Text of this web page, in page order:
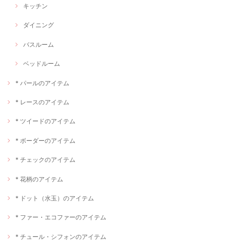
キッチン
ダイニング
バスルーム
ベッドルーム
* パールのアイテム
* レースのアイテム
* ツイードのアイテム
* ボーダーのアイテム
* チェックのアイテム
* 花柄のアイテム
* ドット（水玉）のアイテム
* ファー・エコファーのアイテム
* チュール・シフォンのアイテム